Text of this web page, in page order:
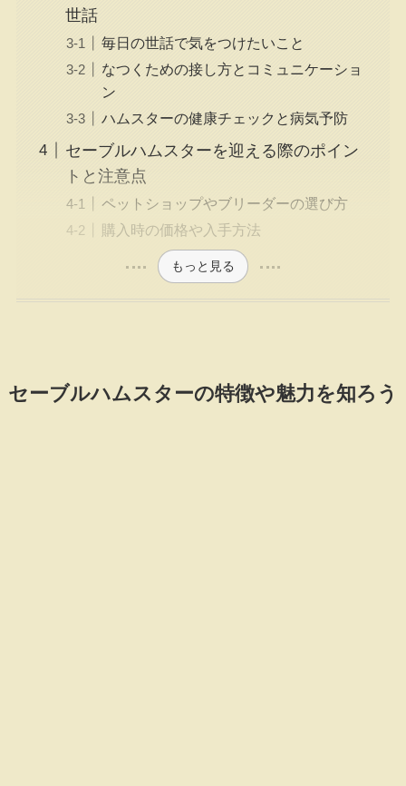
世話
毎日の世話で気をつけたいこと
なつくための接し方とコミュニケーショ
ン
ハムスターの健康チェックと病気予防
セーブルハムスターを迎える際のポイン
トと注意点
ペットショップやブリーダーの選び方
購入時の価格や入手方法
もっと見る
セーブルハムスターの特徴や魅力を知ろう